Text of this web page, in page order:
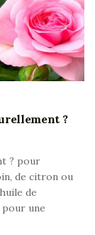
?
? pour
de citron ou
de
pour une